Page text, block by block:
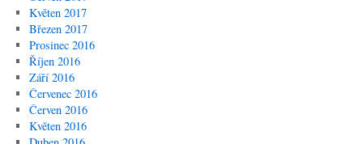
Květen 2017
Březen 2017
Prosinec 2016
Říjen 2016
Září 2016
Červenec 2016
Červen 2016
Květen 2016